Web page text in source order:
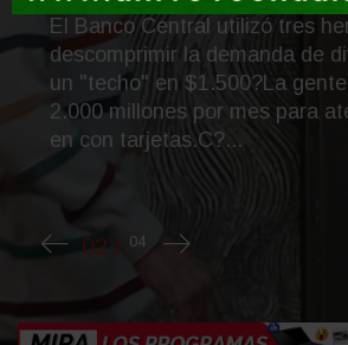
El Banco Central utilizó tres
descomprimir la demanda de
un "techo" en $1.500?La gente
2.000 millones por mes para
en con tarjetas.C?...